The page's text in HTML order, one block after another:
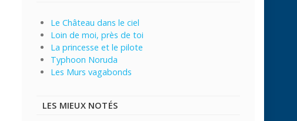
Le Château dans le ciel
Loin de moi, près de toi
La princesse et le pilote
Typhoon Noruda
Les Murs vagabonds
LES MIEUX NOTÉS